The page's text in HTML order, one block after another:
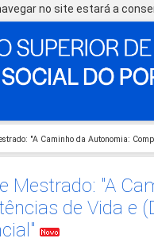
no site estará a
"A Caminho da Autonomia:
Mestrado: "A
de Vida e